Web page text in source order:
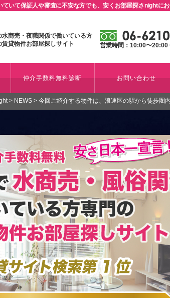
いて保証人や審査に不安な方でも、安くお部屋探さnightにお
水商売・夜職関係で働いている方
賃貸物件お部屋探しサイト
営業時間：10:00〜20:00
仲介手数料無料診断 お問い合わせ
> NEWS > 今回ご紹介する物件は、浪速区の駅から徒歩圏内